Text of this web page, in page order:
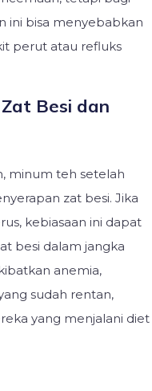
ini bisa menyebabkan
perut atau refluks
Besi dan
minum teh setelah
zat besi. Jika
kebiasaan ini dapat
besi dalam jangka
anemia,
sudah rentan,
yang menjalani diet